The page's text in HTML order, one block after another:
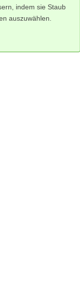
indem sie Staub
auszuwählen.